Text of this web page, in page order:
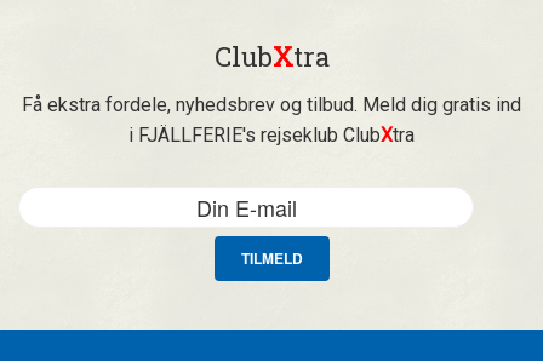
ClubXtra
Få ekstra fordele, nyhedsbrev og tilbud. Meld dig gratis ind
i FJÄLLFERIE's rejseklub ClubXtra
TILMELD